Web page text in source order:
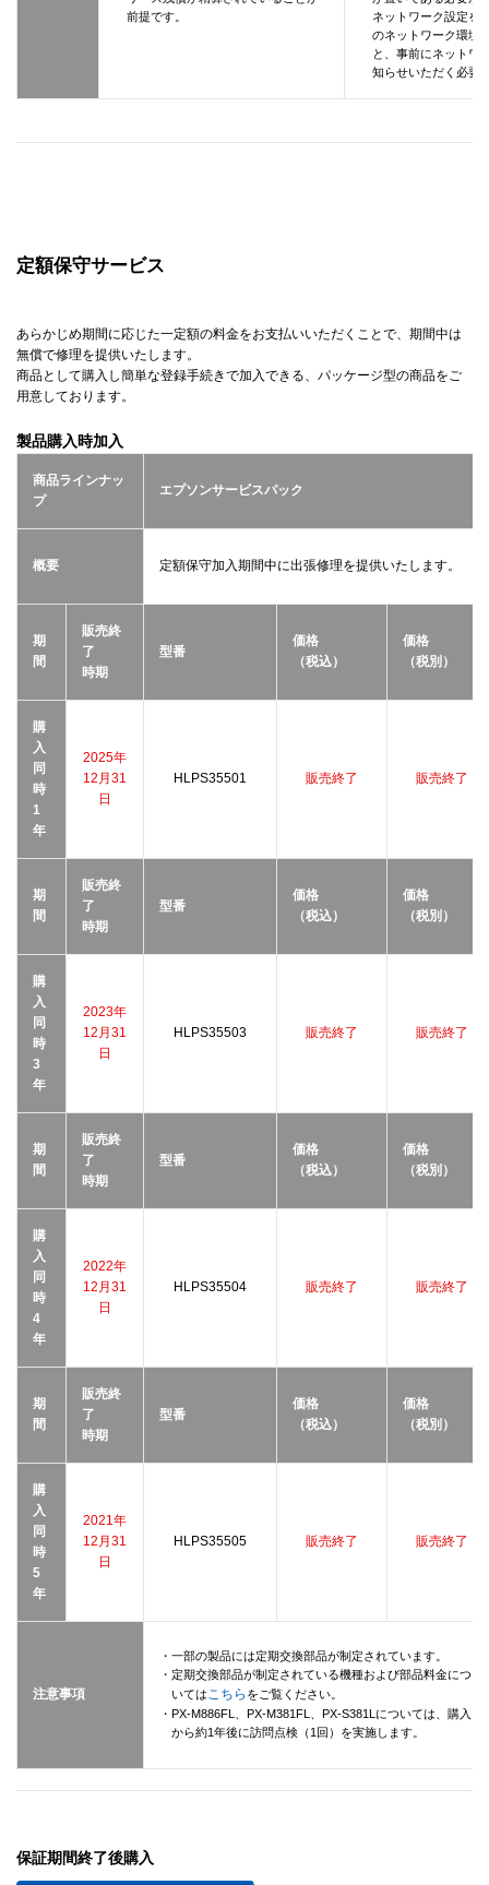
前提です。
ネットワーク設定を
のネットワーク環境
と、事前にネットワ
知らせいただく必要
定額保守サービス
あらかじめ期間に応じた一定額の料金をお支払いいただくことで、期間中は
無償で修理を提供いたします。
商品として購入し簡単な登録手続きで加入できる、パッケージ型の商品をご
用意しております。
製品購入時加入
商品ラインナッ
プ
エプソンサービスパック
概要 定額保守加入期間中に出張修理を提供いたします。
期
間
販売終
了
時期
型番
価格
（税込）
価格
（税別）
購
入
同
時
1
年
2025年
12月31
日
HLPS35501 販売終了 販売終了
期
間
販売終
了
時期
型番
価格
（税込）
価格
（税別）
購
入
同
時
3
年
2023年
12月31
日
HLPS35503 販売終了 販売終了
期
間
販売終
了
時期
型番
価格
（税込）
価格
（税別）
購
入
同
時
4
年
2022年
12月31
日
HLPS35504 販売終了 販売終了
期
間
販売終
了
時期
型番
価格
（税込）
価格
（税別）
購
入
同
時
5
年
2021年
12月31
日
HLPS35505 販売終了 販売終了
注意事項
・一部の製品には定期交換部品が制定されています。
・定期交換部品が制定されている機種および部品料金につ
いてはこちら をご覧ください。
・PX-M886FL、PX-M381FL、PX-S381Lについては、購入
から約1年後に訪問点検（1回）を実施します。
保証期間終了後購入